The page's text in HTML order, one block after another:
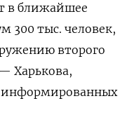
в ближайшее
300 тыс. человек,
второго
Харькова,
информированных